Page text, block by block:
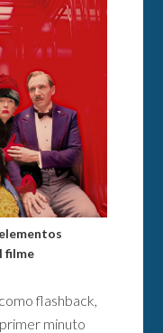
filme
flashback,
minuto